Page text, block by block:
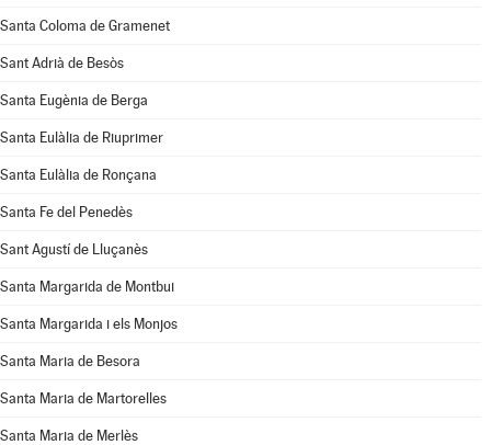
Santa Coloma de Gramenet
Sant Adrià de Besòs
Santa Eugènia de Berga
Santa Eulàlia de Riuprimer
Santa Eulàlia de Ronçana
Santa Fe del Penedès
Sant Agustí de Lluçanès
Santa Margarida de Montbui
Santa Margarida i els Monjos
Santa Maria de Besora
Santa Maria de Martorelles
Santa Maria de Merlès